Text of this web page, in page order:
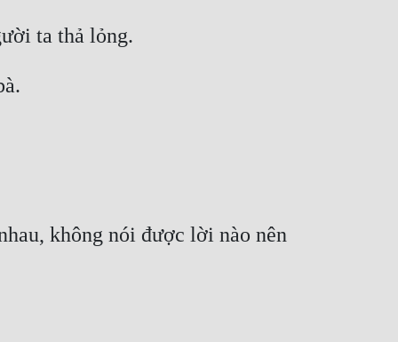
ta thả lỏng.
không nói được lời nào nên